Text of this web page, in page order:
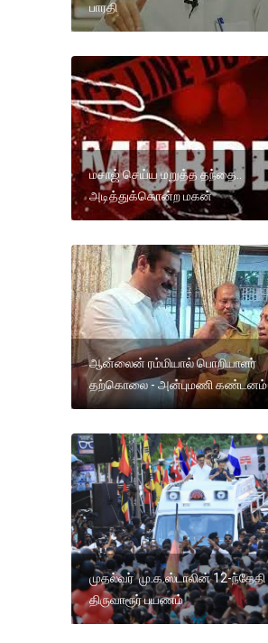
பாரதி
மசாஜ் செய்ய மறுத்த தந்தை..
அடித்துக்கொன்ற மகன்
ஆன்லைன் ரம்மியால் பொறியாளர்
தற்கொலை - அன்புமணி கண்டனம்
முதல்வர் மு.க.ஸ்டாலின் 12-ந்தேதி
திருவாரூர் பயணம்